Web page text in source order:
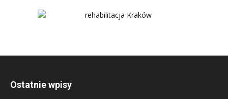
Ostatnie wpisy